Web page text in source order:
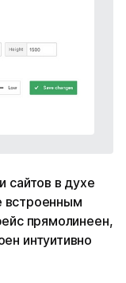
сайтов в духе
встроенным
прямолинеен,
интуитивно